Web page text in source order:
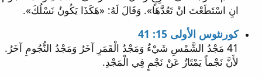
انِ اسْتَطَعْتَ انْ تَعُدَّهَا». وَقَالَ لَهُ: «هَكَذَا يَكُونُ نَسْلُكَ».
كورنثوس الأولى 15: 41
41 مَجْدُ الشَّمْسِ شَيْءٌ وَمَجْدُ الْقَمَرِ آخَرُ وَمَجْدُ النُّجُومِ آخَرُ.
لأَنَّ نَجْماً يَمْتَازُ عَنْ نَجْمٍ فِي الْمَجْدِ.